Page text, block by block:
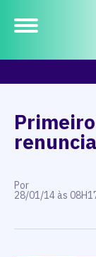
Por
28/01/14 às